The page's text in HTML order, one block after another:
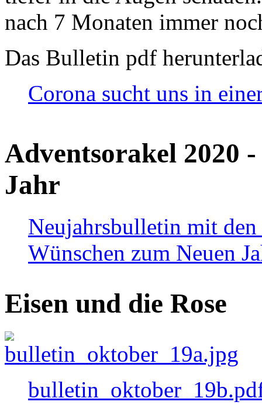
nach 7 Monaten immer
Das Bulletin pdf
Corona sucht uns in
Adventsorakel 2020
Jahr
Neujahrsbulletin mit den
Wünschen zum Neuen
Eisen und die Rose